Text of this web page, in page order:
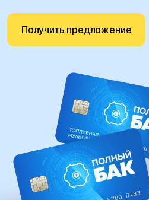
Получить предложение